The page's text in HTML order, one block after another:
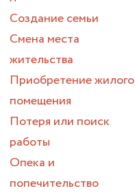
Создание семьи
Смена места
жительства
Приобретение жилого
помещения
Потеря или поиск
работы
Опека и
попечительство